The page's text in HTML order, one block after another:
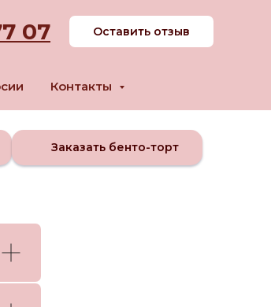
07 Оставить отзыв
Контакты
Заказать бенто-торт